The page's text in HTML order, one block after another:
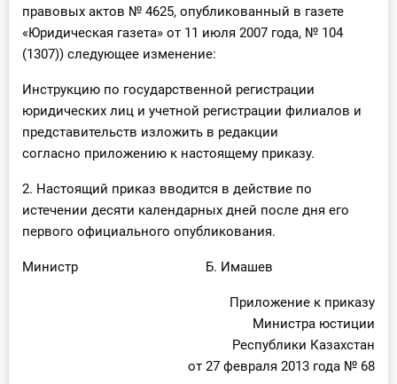
О Системе
Обучение
Тарифы
Тестирование для
бухгалтера
правовых актов № 4625, опубликованный в газете
«Юридическая газета» от 11 июля 2007 года, № 104
(1307)) следующее изменение:
Инструкцию по государственной регистрации
юридических лиц и учетной регистрации филиалов и
представительств изложить в редакции
согласно приложению к настоящему приказу.
2. Настоящий приказ вводится в действие по
истечении десяти календарных дней после дня его
первого официального опубликования.
Министр Б. Имашев
Приложение к приказу
Министра юстиции
Республики Казахстан
от 27 февраля 2013 года № 68